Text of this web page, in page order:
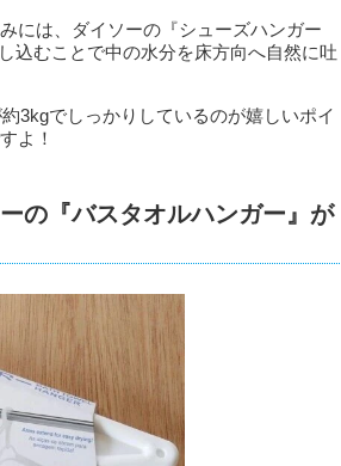
には、ダイソーの『シューズハンガー
込むことで中の水分を床方向へ自然に吐
3kgでしっかりしているのが嬉しいポイ
よ！
の『バスタオルハンガー』が